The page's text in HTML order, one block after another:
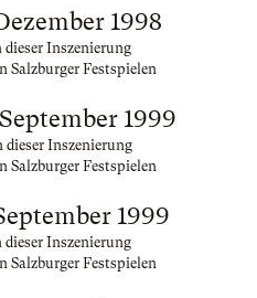
1998
Inszenierung
Salzburger Festspielen
1999
Inszenierung
Salzburger Festspielen
1999
Inszenierung
Salzburger Festspielen